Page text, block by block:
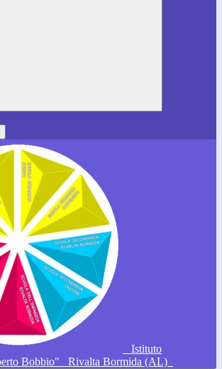
Istituto
Bobbio"
Rivalta Bormida (AL)